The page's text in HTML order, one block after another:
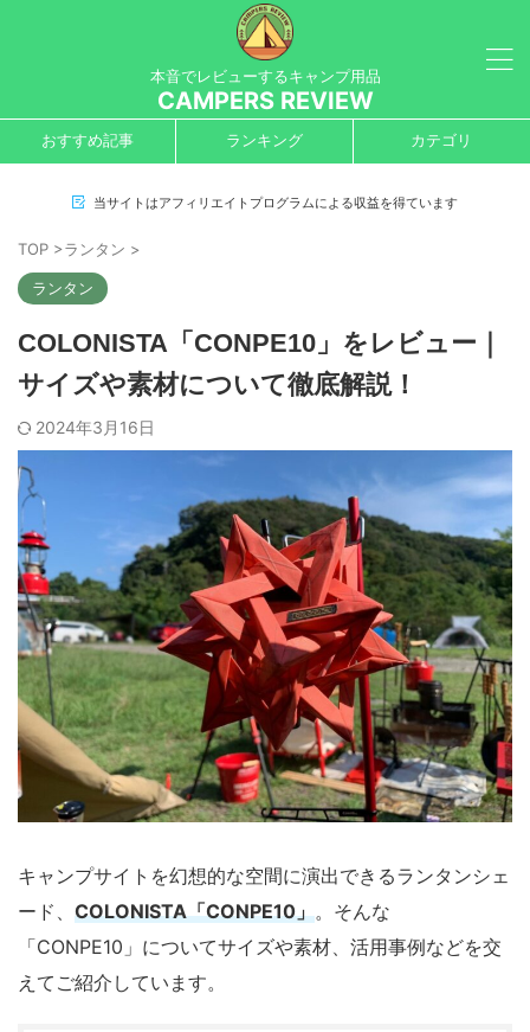
本音でレビューするキャンプ用品
CAMPERS REVIEW
おすすめ記事 ランキング カテゴリ
当サイトはアフィリエイトプログラムによる収益を得ています
TOP >ランタン >
ランタン
COLONISTA「CONPE10」をレビュー｜
サイズや素材について徹底解説！
2024年3月16日
キャンプサイトを幻想的な空間に演出できるランタンシェ
ード、 COLONISTA「CONPE10」。そんな
「CONPE10」についてサイズや素材、活用事例などを交
えてご紹介しています。